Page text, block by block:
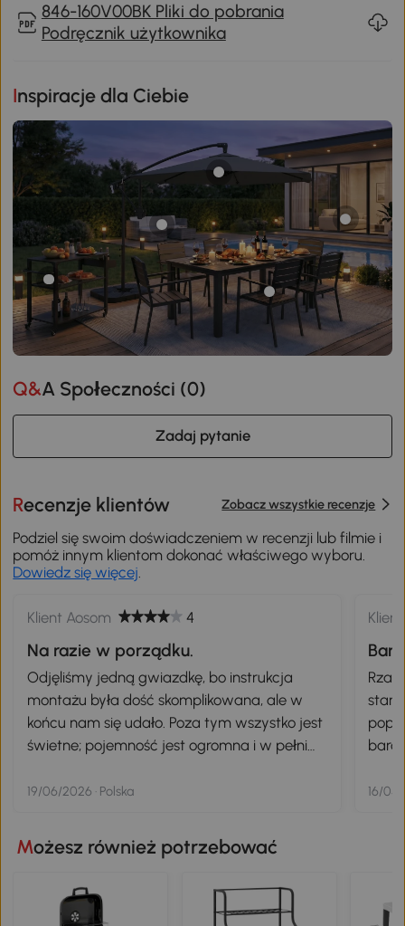
846-160V00BK Pliki do pobrania
Podręcznik użytkownika
Inspiracje dla Ciebie
Q&A Społeczności (0)
Zadaj pytanie
Recenzje klientów Zobacz wszystkie recenzje
Podziel się swoim doświadczeniem w recenzji lub filmie i
pomóż innym klientom dokonać właściwego wyboru.
Dowiedz się więcej.
Klient Aosom 4
Na razie w porządku.
Odjęliśmy jedną gwiazdkę, bo instrukcja
montażu była dość skomplikowana, ale w
końcu nam się udało. Poza tym wszystko jest
świetne; pojemność jest ogromna i w pełni
19/06/2026 · Polska 16/05/
Możesz również potrzebować